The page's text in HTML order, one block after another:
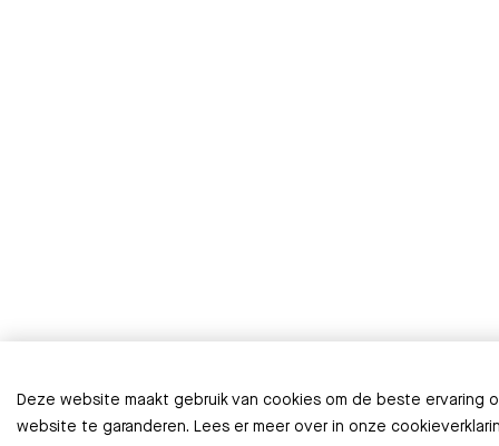
Deze website maakt gebruik van cookies om de beste ervaring
website te garanderen. Lees er meer over in onze